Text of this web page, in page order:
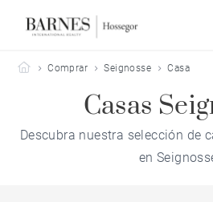
Barnes Hossegor
Comprar Seignosse Casa
Casas
Descubra nuestra selección de
en